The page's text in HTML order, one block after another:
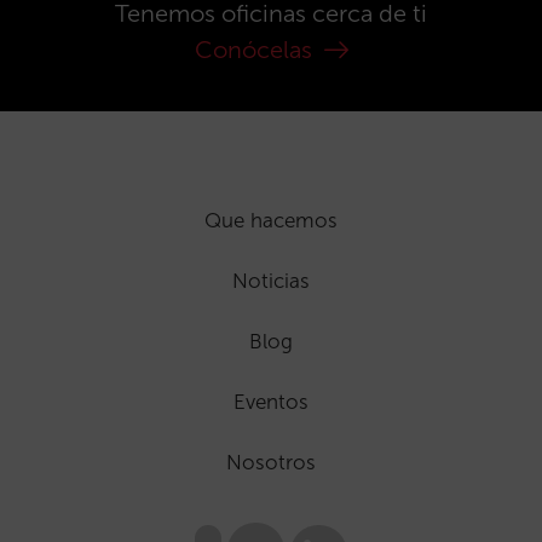
Tenemos oficinas cerca de ti
Conócelas
Que hacemos
Noticias
Blog
Eventos
Nosotros